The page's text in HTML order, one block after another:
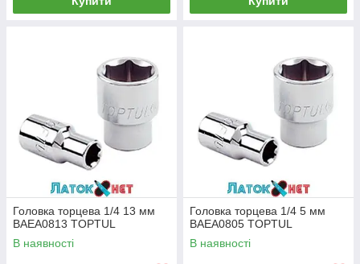
Головка торцева 1/4 13 мм
BAEA0813 TOPTUL
В наявності
Головка торцева 1/4 5 мм
BAEA0805 TOPTUL
В наявності